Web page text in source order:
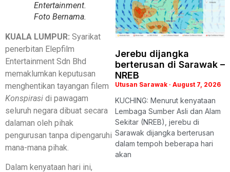
Entertainment.
Foto Bernama.
KUALA LUMPUR: Syarikat
penerbitan Elepfilm
Entertainment Sdn Bhd
memaklumkan keputusan
menghentikan tayangan filem
Konspirasi di pawagam
seluruh negara dibuat secara
dalaman oleh pihak
pengurusan tanpa dipengaruhi
mana-mana pihak.
Dalam kenyataan hari ini,
Jerebu dijangka
berterusan di Sarawak –
NREB
Utusan Sarawak August 7, 2026
KUCHING: Menurut kenyataan
Lembaga Sumber Asli dan Alam
Sekitar (NREB), jerebu di
Sarawak dijangka berterusan
dalam tempoh beberapa hari
akan